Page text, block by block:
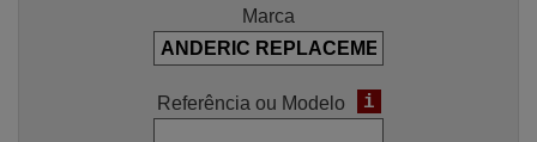
Marca
Referência ou Modelo i